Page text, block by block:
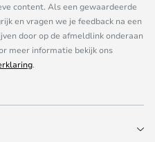
content. Als een gewaardeerde
en vragen we je feedback na een
door op de afmeldlink onderaan
meer informatie bekijk ons
.